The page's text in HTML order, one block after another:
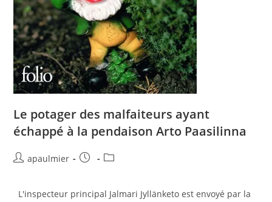
Le potager des malfaiteurs ayant
échappé à la pendaison Arto Paasilinna
apaulmier
L'inspecteur principal Jalmari Jyllänketo est envoyé par la